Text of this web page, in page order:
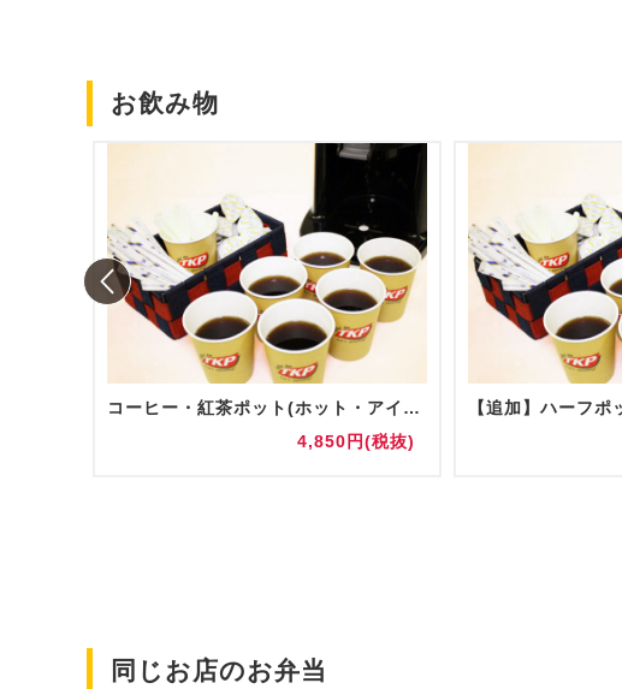
お飲み物
コーヒー・紅茶ポット(ホット・アイス)
4,850円(税抜)
同じお店のお弁当